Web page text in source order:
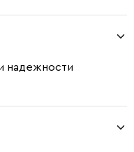
надежности